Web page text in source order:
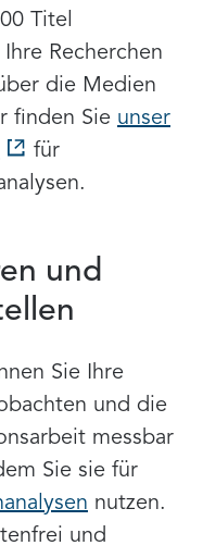
Titel
Recherchen
die Medien
finden Sie unser
für
und
Sie Ihre
und die
messbar
Sie sie für
nutzen.
und